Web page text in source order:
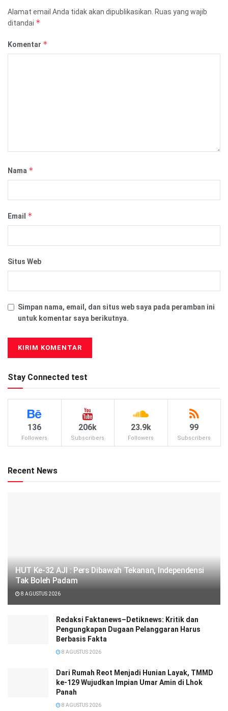
Alamat email Anda tidak akan dipublikasikan. Ruas yang wajib
ditandai *
Komentar *
Nama *
Email *
Situs Web
Simpan nama, email, dan situs web saya pada peramban ini
untuk komentar saya berikutnya.
Stay Connected test
136
Followers
206k
Subscribers
23.9k
Followers
99
Subscribers
Recent News
HUT Ke-32 AJI : Pers Dibawah Tekanan, Independensi
Tak Boleh Padam
8 AGUSTUS 2026
Redaksi Faktanews–Detiknews: Kritik dan
Pengungkapan Dugaan Pelanggaran Harus
Berbasis Fakta
8 AGUSTUS 2026
Dari Rumah Reot Menjadi Hunian Layak, TMMD
ke-129 Wujudkan Impian Umar Amin di Lhok
Panah
8 AGUSTUS 2026